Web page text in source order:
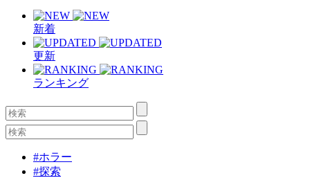
新着
更新
ランキング
#ホラー
#探索